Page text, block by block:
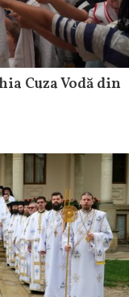
Cuza Vodă din